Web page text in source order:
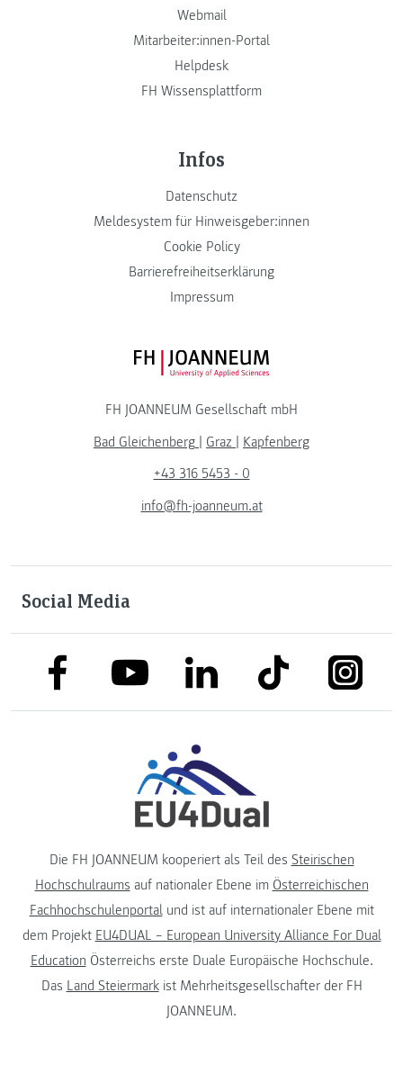
Webmail
Mitarbeiter:innen-Portal
Helpdesk
FH Wissensplattform
Infos
Datenschutz
Meldesystem für Hinweisgeber:innen
Cookie Policy
Barrierefreiheitserklärung
Impressum
FH JOANNEUM Logo
FH JOANNEUM Gesellschaft mbH
Bad Gleichenberg | Graz | Kapfenberg
+43 316 5453 - 0
info@fh-joanneum.at
Social Media
link to facebooklink to youtubelink to linkedinlink to tiktok link to
Die FH JOANNEUM kooperiert als Teil des Steirischen
Hochschulraums auf nationaler Ebene im Österreichischen
Fachhochschulenportalund ist auf internationaler Ebene mit
dem Projekt EU4DUAL – European University Alliance For Dual
Education Österreichs erste Duale Europäische Hochschule.
Das Land Steiermarkist Mehrheitsgesellschafter der FH
JOANNEUM.